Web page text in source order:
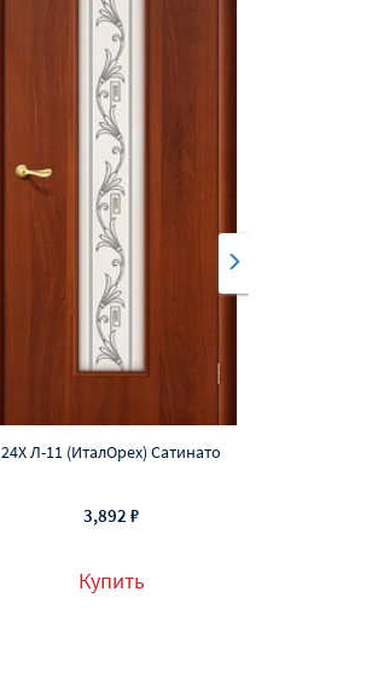
24Х Л-11 (ИталОрех) Сатинато
3,892 ₽
Купить